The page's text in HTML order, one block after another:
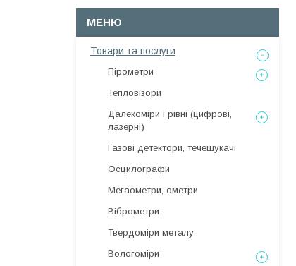
Товари та послуги
Пірометри
Тепловізори
Далекоміри і рівні (цифрові,
лазерні)
Газові детектори, течешукачі
Осцилографи
Мегаометри, ометри
Віброметри
Твердоміри металу
Вологоміри